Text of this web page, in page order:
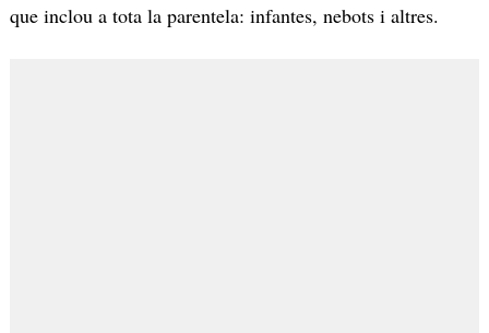
que inclou a tota la parentela: infantes, nebots i altres.